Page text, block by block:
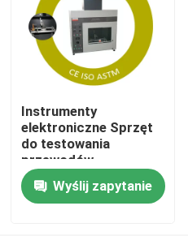
Uniwersalna maszyna
Dynamiczna maszyna do
Maszyna do testowania
Instrumenty
elektroniczne Sprzęt
do testowania
przewodów
świecących Gorąco w
głębię 7 mm + 0,5 mm
(regulowalna) Klasa
Wyślij zapytanie